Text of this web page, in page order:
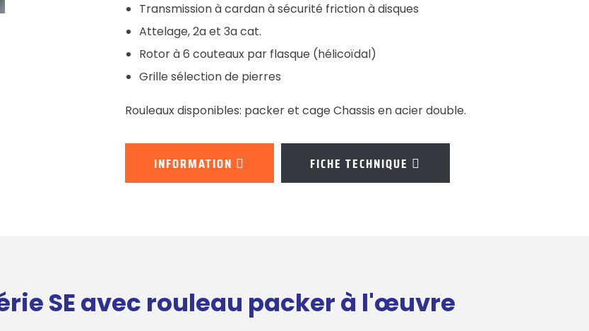
Transmission à cardan à sécurité friction à disques
Attelage, 2a et 3a cat.
Rotor à 6 couteaux par flasque (hélicoïdal)
Grille sélection de pierres
Rouleaux disponibles: packer et cage Chassis en acier double.
INFORMATION FICHE TECHNIQUE
SE avec rouleau packer à l'œuvre